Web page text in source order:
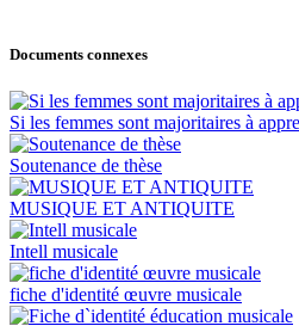
Documents connexes
Si les femmes sont majoritaires à
Soutenance de thèse
MUSIQUE ET ANTIQUITE
Intell musicale
fiche d'identité œuvre musicale